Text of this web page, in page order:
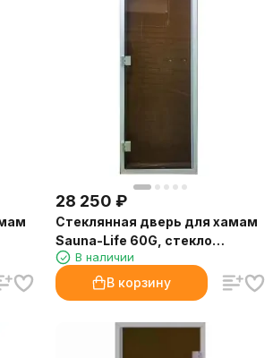
28 250 ₽
Стеклянная дверь для хамам
Sauna-Life 60G, стекло
бронза, 90x200 см.
В наличии
В корзину